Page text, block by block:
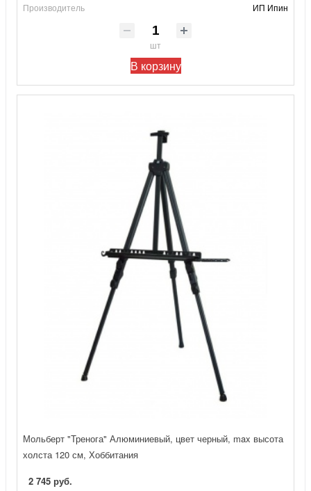
Производитель
ИП Ипин
шт
В корзину
Мольберт "Тренога" Алюминиевый, цвет черный, max высота
холста 120 см, Хоббитания
2 745 руб.